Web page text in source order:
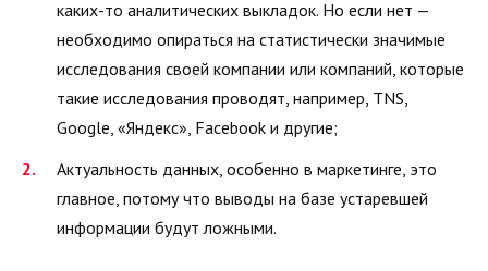
каких-то аналитических выкладок. Но если нет —
необходимо опираться на статистически значимые
исследования своей компании или компаний, которые
такие исследования проводят, например, TNS,
Google, «Яндекс», Facebook и другие;
Актуальность данных, особенно в маркетинге, это
главное, потому что выводы на базе устаревшей
информации будут ложными.